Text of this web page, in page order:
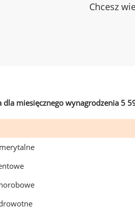
Chcesz
dla miesięcznego wynagrodzenia 5